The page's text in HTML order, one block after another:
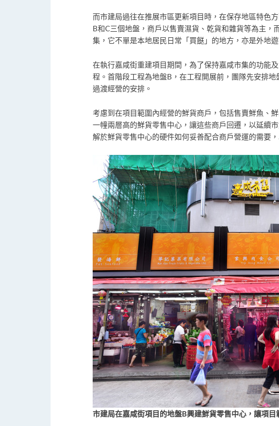
而市建局過往在推展市區更新項目時，在保存地區特色
B和C三個地盤，商戶以售賣濕貨、乾貨和雜貨等為主
集，它不單是本地居民日常「買餸」的地方，亦是外地
在執行嘉咸街重建項目期間，為了保持嘉咸市集的功能
程。首階段工程為地盤B，在工程開展前，團隊先安排
過渡經營的安排。
考慮到在項目範圍內經營的鮮貨商戶，包括售賣鮮魚、
一幢兩層高的鮮貨零售中心，讓這些商戶回遷，以延續
解於鮮貨零售中心的硬件如何妥善配合商戶營運的需要
市建局在嘉咸街項目的地盤 B興建鮮貨零售中心，讓項目